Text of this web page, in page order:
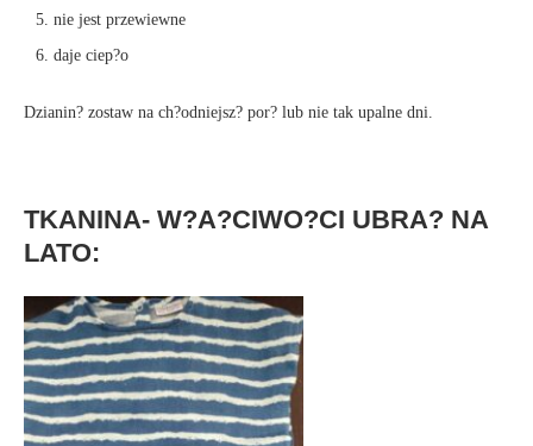
nie jest przewiewne
daje ciep?o
Dzianin? zostaw na ch?odniejsz? por? lub nie tak upalne dni.
TKANINA- W?A?CIWO?CI UBRA? NA
LATO: